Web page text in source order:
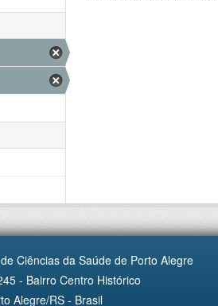
Ciências da Saúde de Porto Alegre
- Bairro Centro Histórico
Alegre/RS - Brasil